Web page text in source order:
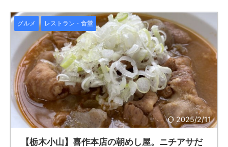
2025/2/11
グルメ レストラン・食堂
【栃木小山】喜作本店の朝めし屋。ニチアサだ